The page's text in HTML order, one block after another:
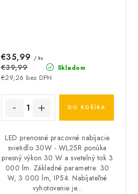
Skladom
€29,26 bez DPH
€35,99 / ks
€39,99
DO KOŠÍKA
LED prenosné pracovné nabíjacie
svietidlo 30W - WL25R ponúka
presný výkon 30 W a svetelný tok 3
000 lm. Základné parametre: 30
W, 3 000 lm, IP54. Nabíjateľné
vyhotovenie je...